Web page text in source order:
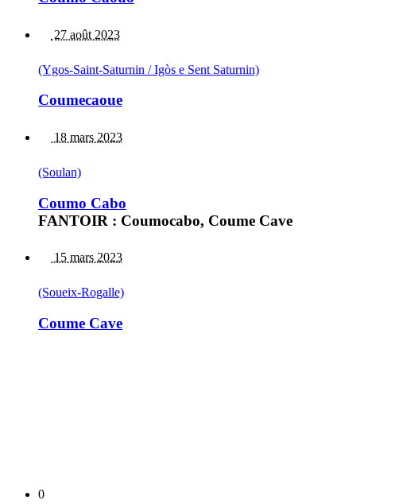
27 août 2023
(Ygos-Saint-Saturnin / Igòs e Sent Saturnin)
Coumecaoue
18 mars 2023
(Soulan)
Coumo Cabo
FANTOIR : Coumocabo, Coume Cave
15 mars 2023
(Soueix-Rogalle)
Coume Cave
0